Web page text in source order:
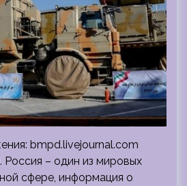
bmpd.livejournal.com
– один из мировых
сфере, информация о